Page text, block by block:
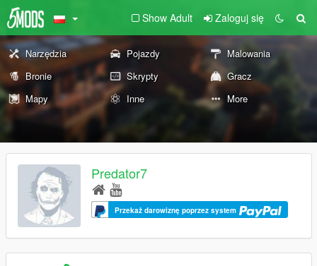
Show Adult Zaloguj się
Narzędzia Pojazdy
Malowania
Bronie
Skrypty
Gracz
Mapy
Inne More
Predator7
Przekaż darowiznę poprzez system